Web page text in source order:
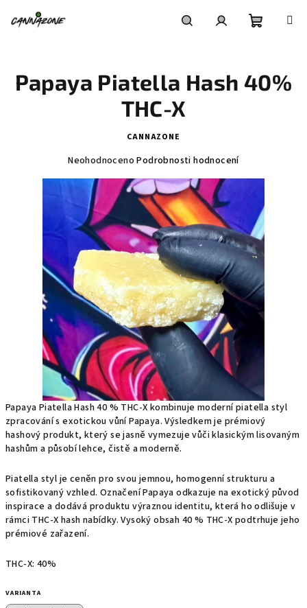
košík
Papaya Piatella Hash 40 % THC-X kombinuje moderní piatella styl
zpracování s exotickou vůní Papaya. Výsledkem je prémiový
hashový produkt, který se jasně vymezuje vůči klasickým lisovaným
hashům a působí lehce, čistě a moderně.
Piatella styl je ceněn pro svou jemnou, homogenní strukturu a
sofistikovaný vzhled. Označení Papaya odkazuje na exotický původ
inspirace a dodává produktu výraznou identitu, která ho odlišuje v
rámci THC-X hash nabídky. Vysoký obsah 40 % THC-X podtrhuje jeho
prémiové zařazení.
THC-X: 40%
VARIANTA
Papaya Piatella Hash 40%
THC-X
CANNAZONE
hvězdiček.
Neohodnoceno Podrobnosti hodnocení